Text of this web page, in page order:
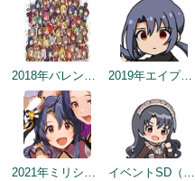
2018年バレンタインデー公式ツイート 2019年エイプリルミニゲーム
2021年ミリシタ4周年カウントダウン（1日前） イベントSD（2022/2/2）